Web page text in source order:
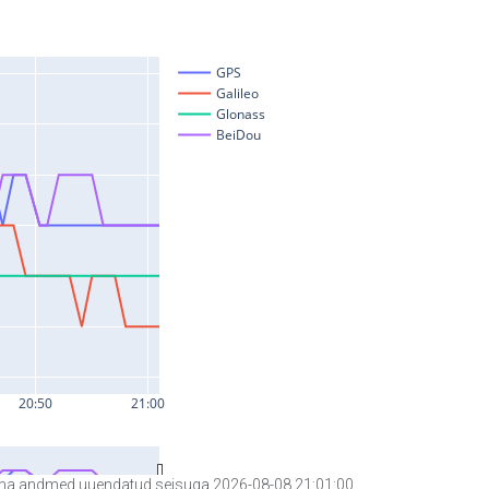
andmed uuendatud seisuga 2026-08-08 21:01:00